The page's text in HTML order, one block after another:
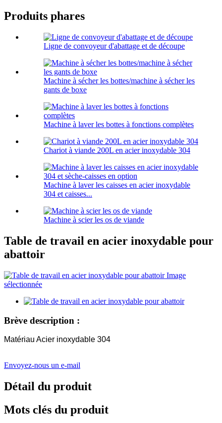
Produits phares
Ligne de convoyeur d'abattage et de découpe
Machine à sécher les bottes/machine à sécher les
gants de boxe
Machine à laver les bottes à fonctions complètes
Chariot à viande 200L en acier inoxydable 304
Machine à laver les caisses en acier inoxydable
304 et caisses...
Machine à scier les os de viande
Table de travail en acier inoxydable pour
abattoir
Brève description :
Matériau Acier inoxydable 304
Envoyez-nous un e-mail
Détail du produit
Mots clés du produit